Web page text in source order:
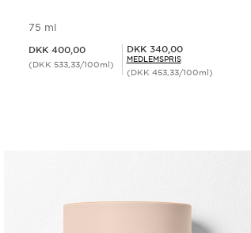
75 ml
DKK 400,00
(DKK 533,33/100ml)
Medlemspris DKK 340,00
DKK 340,00
MEDLEMSPRIS
(DKK 453,33/100ml)